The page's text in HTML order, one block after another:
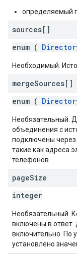
определяемый
sources[]
enum (
Необходимый.
mergeSources[]
enum (
Необязательный.
объединения с
подключены
такие как адреса
телефонов.
pageSize
integer
Необязательный.
включены в ответ.
включительно. По
установлено